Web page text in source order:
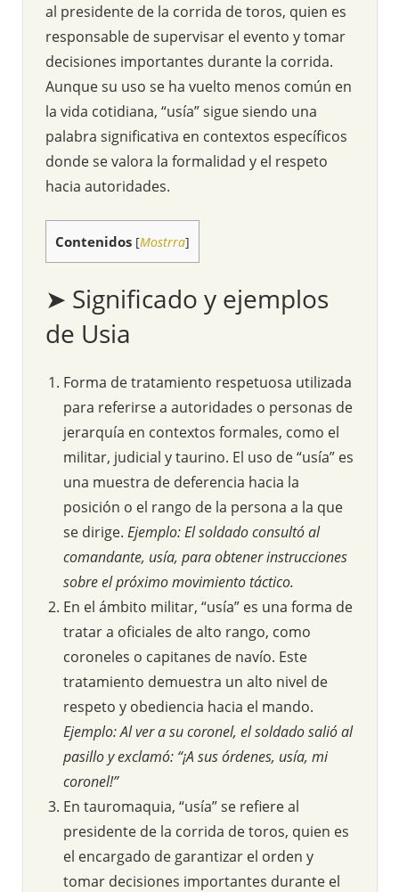
al presidente de la corrida de toros, quien es
responsable de supervisar el evento y tomar
decisiones importantes durante la corrida.
Aunque su uso se ha vuelto menos común en
la vida cotidiana, “usía” sigue siendo una
palabra significativa en contextos específicos
donde se valora la formalidad y el respeto
hacia autoridades.
Contenidos [Mostrra]
➤ Significado y ejemplos
de Usia
Forma de tratamiento respetuosa utilizada
para referirse a autoridades o personas de
jerarquía en contextos formales, como el
militar, judicial y taurino. El uso de “usía” es
una muestra de deferencia hacia la
posición o el rango de la persona a la que
se dirige. Ejemplo: El soldado consultó al
comandante, usía, para obtener instrucciones
sobre el próximo movimiento táctico.
En el ámbito militar, “usía” es una forma de
tratar a oficiales de alto rango, como
coroneles o capitanes de navío. Este
tratamiento demuestra un alto nivel de
respeto y obediencia hacia el mando.
Ejemplo: Al ver a su coronel, el soldado salió al
pasillo y exclamó: “¡A sus órdenes, usía, mi
coronel!”
En tauromaquia, “usía” se refiere al
presidente de la corrida de toros, quien es
el encargado de garantizar el orden y
tomar decisiones importantes durante el